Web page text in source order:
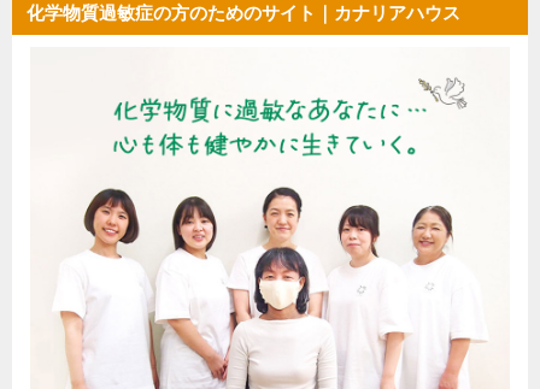
化学物質過敏症の方のためのサイト｜カナリアハウス